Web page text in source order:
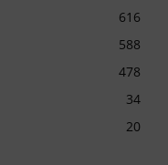
616
588
478
34
20